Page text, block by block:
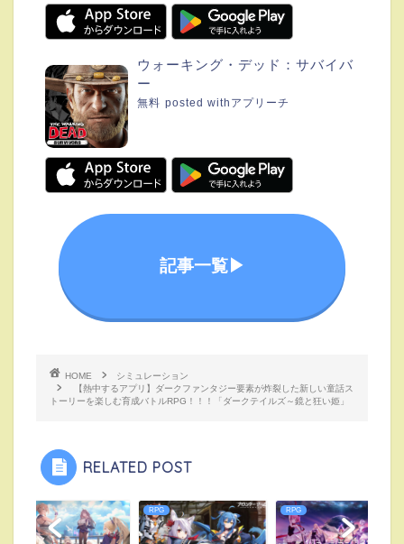
ウォーキング・デッド：サバイバ
ー
無料 posted with アプリーチ
記事一覧▶︎
HOME
シミュレーション
【熱中するアプリ】ダークファンタジー要素が炸裂した新しい童話ス
トーリーを楽しむ育成バトルRPG！！！「ダークテイルズ～鏡と狂い姫」
RELATED POST
RPG RPG